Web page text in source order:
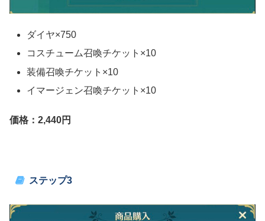
ダイヤ×750
コスチューム召喚チケット×10
装備召喚チケット×10
イマージェン召喚チケット×10
価格：2,440円
ステップ3